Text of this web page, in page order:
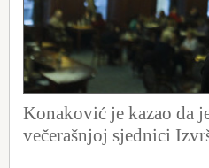
Konaković je kazao da
večerašnjoj sjednici